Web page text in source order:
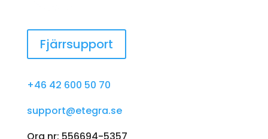
Fjärrsupport
+46 42 600 50 70
support@etegra.se